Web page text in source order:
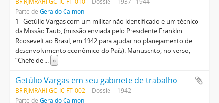
Parte de Geraldo Calmon
1 - Getúlio Vargas com um militar não identificado e um técnico
da Missão Taub, (missão enviada pelo Presidente Franklin
Roosevelt ao Brasil, em 1942 para ajudar no planejamento de
desenvolvimento econômico do País). Manuscrito, no verso,
“Chefe de ... »
Getúlio Vargas em seu gabinete de trabalho
BR RJMRAHI GC-IC-FT-002 Dossiê
1942
Parte de Geraldo Calmon